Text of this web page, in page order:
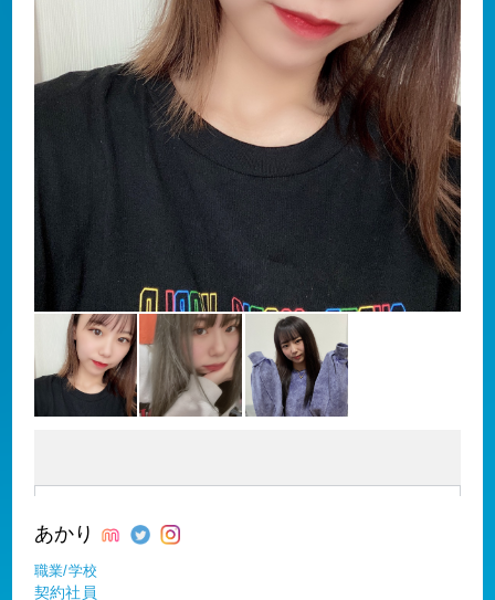
あかり
職業/学校
契約社員